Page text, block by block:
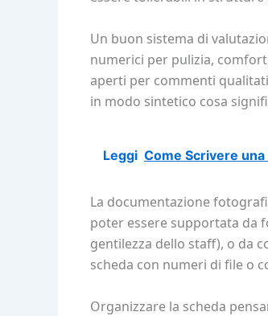
Un buon sistema di
numerici per pulizia,
aperti per commenti
in modo sintetico cosa
Leggi Come Scrivere una
La documentazione
poter essere supportata da
gentilezza dello staff), o da
scheda con numeri di file o
Organizzare la scheda